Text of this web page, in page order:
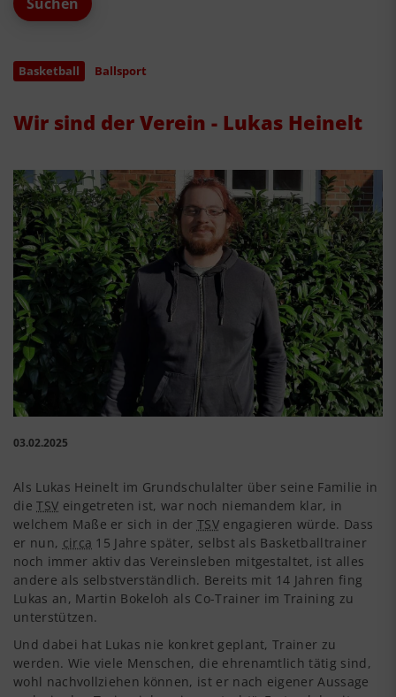
Basketball Ballsport
Wir sind der Verein - Lukas Heinelt
03.02.2025
Als Lukas Heinelt im Grundschulalter über seine Familie in
dieTSV eingetreten ist, war noch niemandem klar, in
welchem Maße er sich in der TSVengagieren würde. Dass
er nun, circa 15 Jahre später, selbst als Basketballtrainer
noch immer aktiv das Vereinsleben mitgestaltet, ist alles
andere als selbstverständlich. Bereits mit 14 Jahren fing
Lukas an, Martin Bokeloh als Co-Trainer im Training zu
unterstützen.
Und dabei hat Lukas nie konkret geplant, Trainer zu
werden. Wie viele Menschen, die ehrenamtlich tätig sind,
wohl nachvollziehen können, ist er nach eigener Aussage